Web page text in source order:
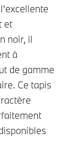
et
noir, il
à
de gamme
Ce tapis